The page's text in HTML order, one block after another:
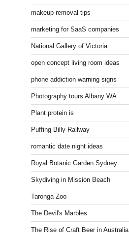
makeup removal tips
marketing for SaaS companies
National Gallery of Victoria
open concept living room ideas
phone addiction warning signs
Photography tours Albany WA
Plant protein is
Puffing Billy Railway
romantic date night ideas
Royal Botanic Garden Sydney
Skydiving in Mission Beach
Taronga Zoo
The Devil's Marbles
The Rise of Craft Beer in Australia